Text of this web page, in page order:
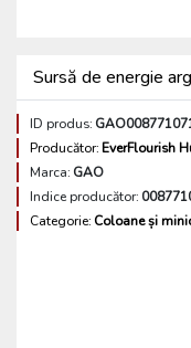
Sursă de energie
ID produs:
Producător:EverFlourish
Marca: GAO
Indice producător:
Categorie: Coloane și